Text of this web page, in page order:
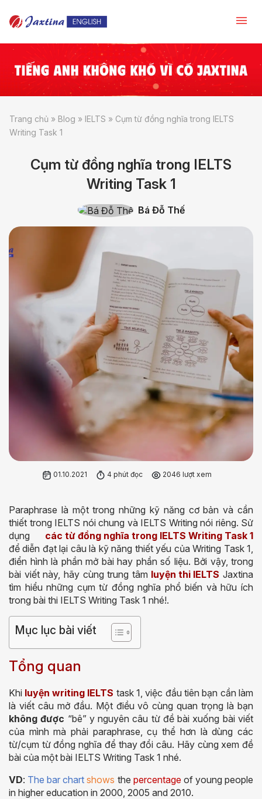
Trang chủ » Blog » IELTS » Cụm từ đồng nghĩa trong IELTS
Writing Task 1
Cụm từ đồng nghĩa trong IELTS
Writing Task 1
Bá Đỗ Thế
01.10.2021 4 phút đọc 2046 lượt xem
Paraphrase là một trong những kỹ năng cơ bản và cần
thiết trong IELTS nói chung và IELTS Writing nói riêng. Sử
dụng các từ đồng nghĩa trong IELTS Writing Task 1
để diễn đạt lại câu là kỹ năng thiết yếu của Writing Task 1,
điển hình là phần mở bài hay phần số liệu. Bởi vậy, trong
bài viết này, hãy cùng trung tâm luyện thi IELTS Jaxtina
tìm hiểu những cụm từ đồng nghĩa phổ biến và hữu ích
trong bài thi IELTS Writing Task 1 nhé!.
Mục lục bài viết
Tổng quan
Khi luyện writing IELTS task 1, việc đầu tiên bạn cần làm
là viết câu mở đầu. Một điều vô cùng quan trọng là bạn
không được “bê” y nguyên câu từ đề bài xuống bài viết
của mình mà phải paraphrase, cụ thể hơn là dùng các
từ/cụm từ đồng nghĩa để thay đổi câu. Hãy cùng xem đề
bài của một bài IELTS Writing Task 1 nhé.
VD: The bar chartshows the percentageof young people
in higher education in 2000, 2005 and 2010.